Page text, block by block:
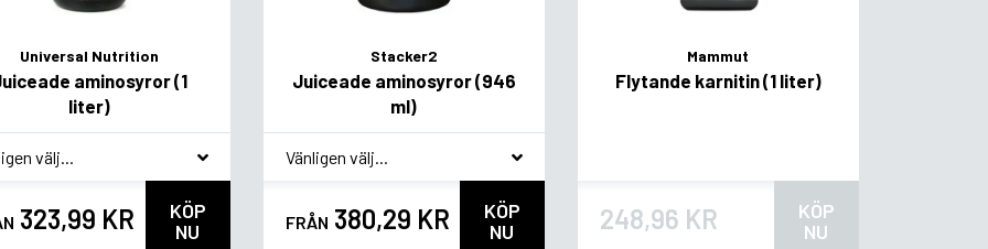
Universal Nutrition
aminosyror (1
liter)
323,99 KR
KÖP
NU
Stacker2
Juiceade aminosyror (946
ml)
* Smagsvariant
FRÅN 380,29 KR
KÖP
NU
Mammut
Flytande karnitin (1 liter)
248,96 KR
KÖP
NU